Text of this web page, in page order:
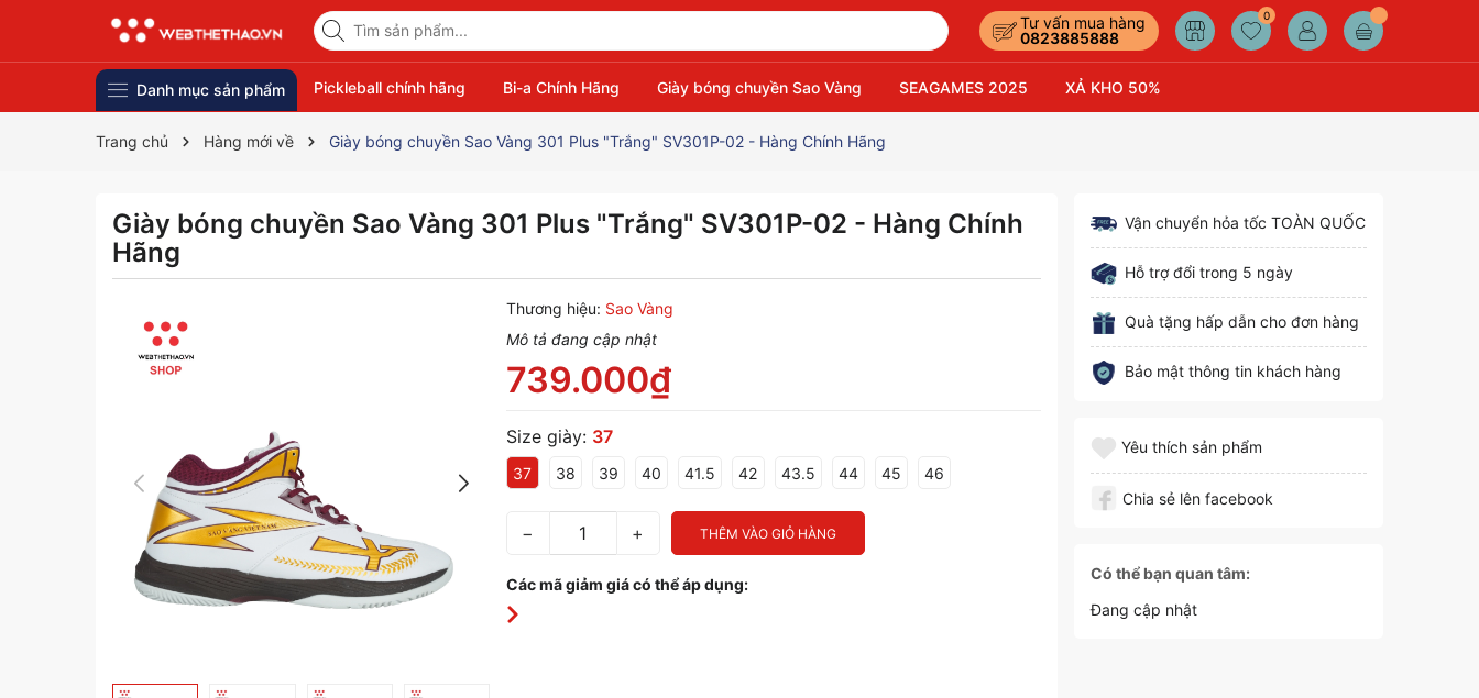
Tư vấn mua hàng
0823885888
0
Danh mục sản phẩm Pickleball chính hãng Bi-a Chính Hãng Giày bóng chuyền Sao Vàng SEAGAMES 2025 XẢ KHO 50%
Trang chủ Hàng mới về Giày bóng chuyền Sao Vàng 301 Plus "Trắng" SV301P-02 - Hàng Chính Hãng
Giày bóng chuyền Sao Vàng 301 Plus "Trắng" SV301P-02 - Hàng Chính
Hãng
Thương hiệu: Sao Vàng
Mô tả đang cập nhật
739.000₫
Size giày: 37
37 38 39 40 41.5 42 43.5 44 45 46
− + THÊM VÀO GIỎ HÀNG
Các mã giảm giá có thể áp dụng:
Vận chuyển hỏa tốc TOÀN QUỐC
Hỗ trợ đổi trong 5 ngày
Quà tặng hấp dẫn cho đơn hàng
Bảo mật thông tin khách hàng
Yêu thích sản phẩm
Chia sẻ lên facebook
Có thể bạn quan tâm:
Đang cập nhật